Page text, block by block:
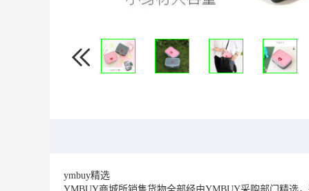
ymbuy精选